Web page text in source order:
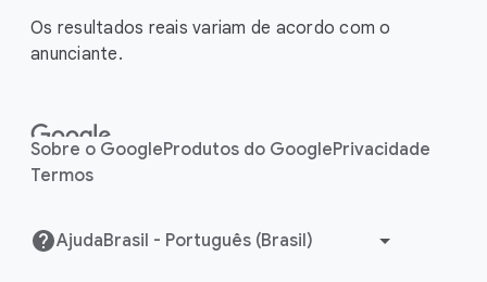
Os resultados reais variam de acordo com o
anunciante.
Sobre o GoogleProdutos do GooglePrivacidade
Termos
Ajuda